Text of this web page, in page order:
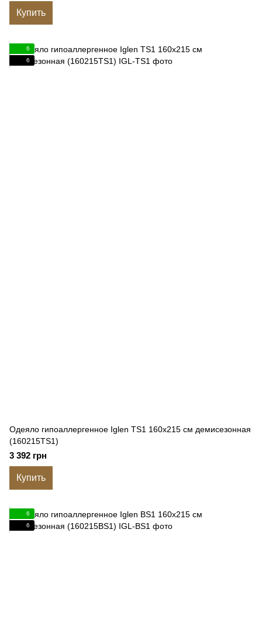
Купить
6
6
Одеяло гипоаллергенное Iglen TS1 160x215 см демисезонная
(160215TS1)
3 392 грн
Купить
6
6